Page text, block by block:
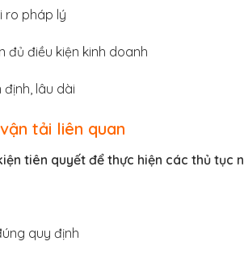
ro pháp lý
điều kiện kinh doanh
lâu dài
tải liên quan
tiên quyết để thực hiện các thủ tục
quy định